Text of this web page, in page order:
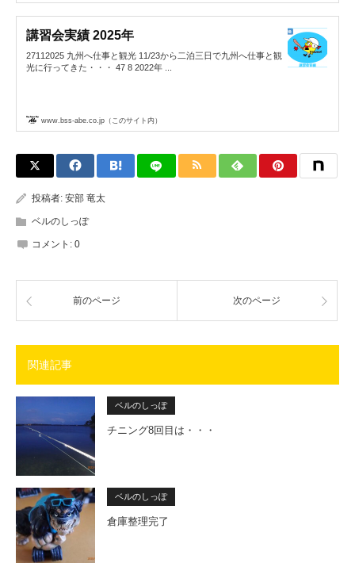
講習会実績 2025年
27112025 九州へ仕事と観光 11/23から二泊三日で九州へ仕事と観
光に行ってきた・・・ 47 8 2022年 ...
www.bss-abe.co.jp（このサイト内）
投稿者: 安部 竜太
ベルのしっぽ
コメント: 0
前のページ 次のページ
関連記事
ベルのしっぽ
チニング8回目は・・・
ベルのしっぽ
倉庫整理完了